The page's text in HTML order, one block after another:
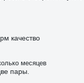
качество
месяцев
пары.